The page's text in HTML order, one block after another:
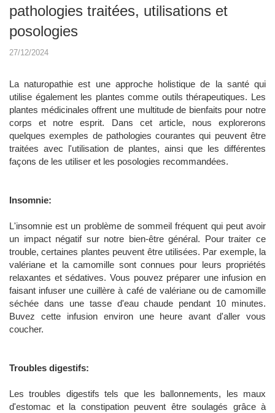
pathologies traitées, utilisations et
posologies
27/12/2024
La naturopathie est une approche holistique de la santé qui
utilise également les plantes comme outils thérapeutiques. Les
plantes médicinales offrent une multitude de bienfaits pour notre
corps et notre esprit. Dans cet article, nous explorerons
quelques exemples de pathologies courantes qui peuvent être
traitées avec l'utilisation de plantes, ainsi que les différentes
façons de les utiliser et les posologies recommandées.
Insomnie:
L'insomnie est un problème de sommeil fréquent qui peut avoir
un impact négatif sur notre bien-être général. Pour traiter ce
trouble, certaines plantes peuvent être utilisées. Par exemple, la
valériane et la camomille sont connues pour leurs propriétés
relaxantes et sédatives. Vous pouvez préparer une infusion en
faisant infuser une cuillère à café de valériane ou de camomille
séchée dans une tasse d'eau chaude pendant 10 minutes.
Buvez cette infusion environ une heure avant d'aller vous
coucher.
Troubles digestifs:
Les troubles digestifs tels que les ballonnements, les maux
d'estomac et la constipation peuvent être soulagés grâce à